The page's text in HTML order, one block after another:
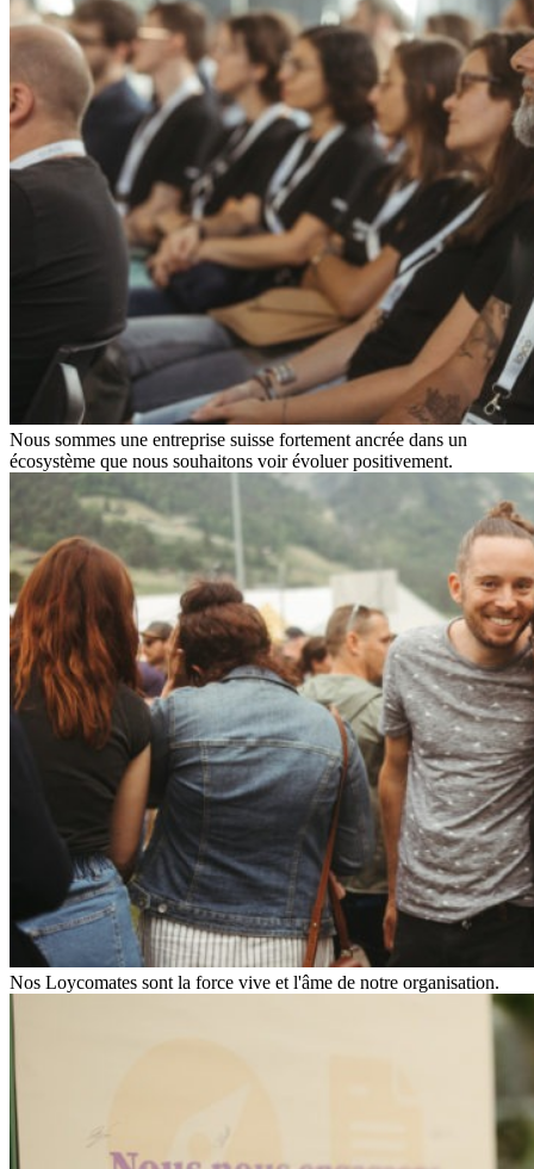
Nous sommes une entreprise suisse fortement ancrée dans un
écosystème que nous souhaitons voir évoluer positivement.
Nos Loycomates sont la force vive et l'âme de notre organisation.